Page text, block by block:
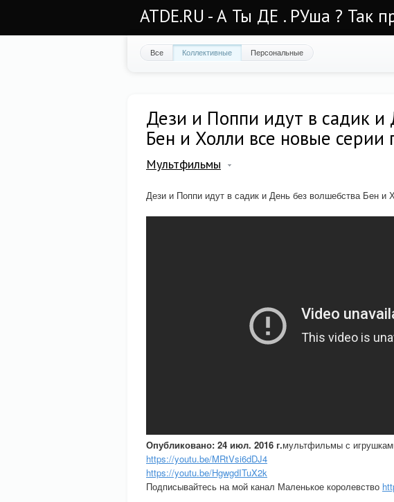
ATDE.RU - А Ты ДЕ . РУша ? Так
Все Коллективные Персональные
Дези и Поппи идут в садик и
Бен и Холли все новые
Мультфильмы
Дези и Поппи идут в садик и День без волшебства Бен и
Опубликовано: 24 июл. 2016 г.мультфильмы с
https://youtu.be/MRtVsi6dDJ4
https://youtu.be/HgwgdITuX2k
Подписывайтесь на мой канал Маленькое королевство